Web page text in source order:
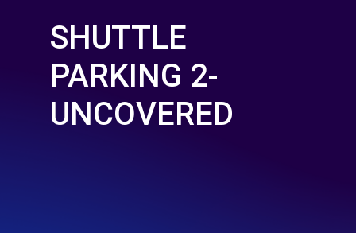
SHUTTLE
PARKING 2-
UNCOVERED